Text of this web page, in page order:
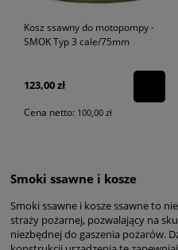
Kosz ssawny do motopompy -
SMOK Typ 3 cale/75mm
123,00 zł
Cena netto: 100,00 zł
Smoki ssawne i kosze
Smoki ssawne i kosze ssawne to
straży pożarnej, pozwalający na
niezbędnej do gaszenia pożarów.